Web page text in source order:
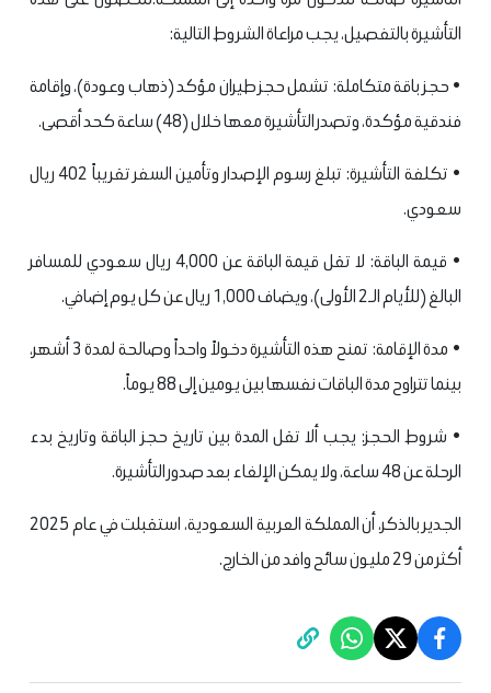
التأشيرة بالتفصيل، يجب مراعاة الشروط التالية:
• حجز باقة متكاملة: تشمل حجز طيران مؤكد (ذهاب وعودة)، وإقامة
فندقية مؤكدة، وتصدر التأشيرة معها خلال (48) ساعة كحد أقصى.
• تكلفة التأشيرة: تبلغ رسوم الإصدار وتأمين السفر تقريباً 402 ريال
سعودي.
• قيمة الباقة: لا تقل قيمة الباقة عن 4,000 ريال سعودي للمسافر
البالغ (للأيام الـ2 الأولى)، ويضاف 1,000 ريال عن كل يوم إضافي.
• مدة الإقامة: تمنح هذه التأشيرة دخولاً واحداً وصالحة لمدة 3 أشهر،
بينما تتراوح مدة الباقات نفسها بين يومين إلى 88 يوماً.
• شروط الحجز: يجب ألا تقل المدة بين تاريخ حجز الباقة وتاريخ بدء
الرحلة عن 48 ساعة، ولا يمكن الإلغاء بعد صدور التأشيرة.
الجدير بالذكر، أن المملكة العربية السعودية، استقبلت في عام 2025
أكثر من 29 مليون سائح وافد من الخارج.